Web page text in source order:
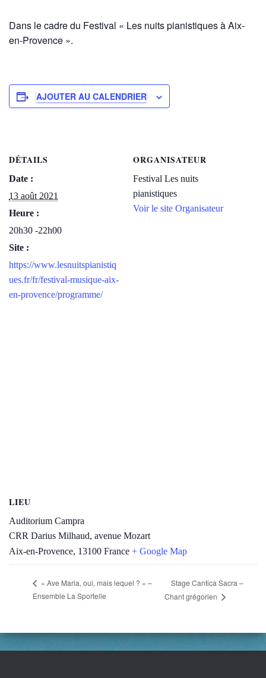
Dans le cadre du Festival « Les nuits pianistiques à Aix-
en-Provence ».
AJOUTER AU CALENDRIER
DÉTAILS
Date :
13 août 2021
Heure :
20h30 -22h00
Site :
https://www.lesnuitspianistiq
ues.fr/fr/festival-musique-aix-
en-provence/programme/
ORGANISATEUR
Festival Les nuits
pianistiques
Voir le site Organisateur
LIEU
Auditorium Campra
CRR Darius Milhaud, avenue Mozart
Aix-en-Provence, 13100 France + Google Map
« Ave Maria, oui, mais lequel ? » –
Ensemble La Sportelle
Stage Cantica Sacra –
Chant grégorien